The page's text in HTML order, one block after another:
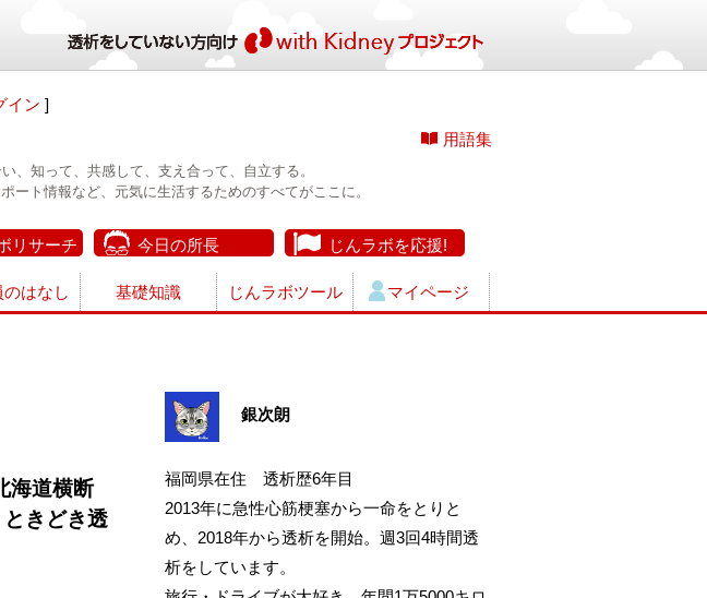
イン ]
用語集
、知って、共感して、支え合って、自立する。
ート情報など、元気に生活するためのすべてがここに。
リサーチ 今日の所長 じんラボを応援!
はなし 基礎知識 じんラボツール マイページ
海道横断
きどき透
銀次朗
福岡県在住 透析歴6年目
2013年に急性心筋梗塞から一命をとりと
め、2018年から透析を開始。週3回4時間透
析をしています。